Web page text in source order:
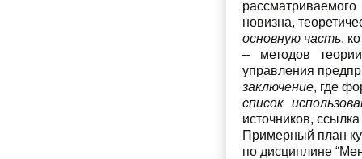
новизна,
основную часть,
– методов теории
управления
заключение, где
список
источников,
Примерный план
по дисциплине